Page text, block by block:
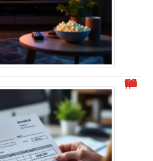
Où trouver l’identifiant structure publique facilement ?